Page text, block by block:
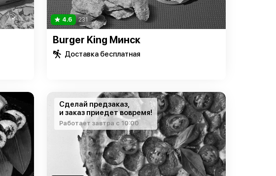
4.6 231
Burger King Минск
Доставка бесплатная
Сделай предзаказ,
и заказ приедет вовремя!
Работает завтра с 10:00